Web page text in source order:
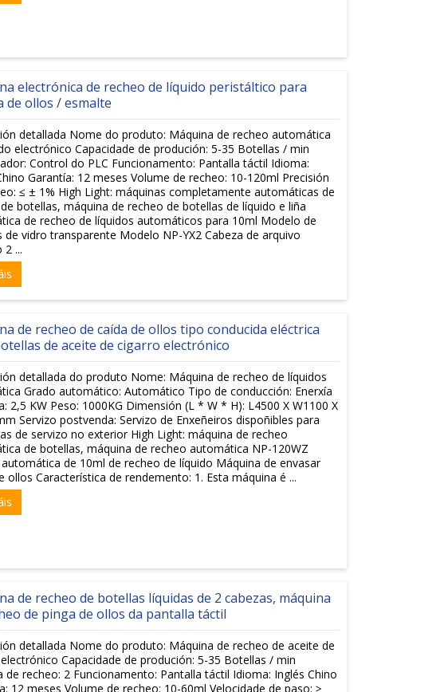
electrónica de recheo de líquido peristáltico para
de ollos / esmalte
detallada Nome do produto: Máquina de recheo automática
electrónico Capacidade de produción: 5-35 Botellas / min
Control do PLC Funcionamento: Pantalla táctil Idioma:
Garantía: 12 meses Volume de recheo: 10-120ml Precisión
≤ ± 1% High Light: máquinas completamente automáticas de
botellas, máquina de recheo de botellas de líquido e liña
de recheo de líquidos automáticos para 10ml Modelo de
de vidro transparente Modelo NP-YX2 Cabeza de arquivo
2 ...
de recheo de caída de ollos tipo conducida eléctrica
de aceite de cigarro electrónico
detallada do produto Nome: Máquina de recheo de líquidos
Grado automático: Automático Tipo de conducción: Enerxía
2,5 KW Peso: 1000KG Dimensión (L * W * H): L4500 X W1100 X
Servizo postvenda: Servizo de Enxeñeiros dispoñibles para
de servizo no exterior High Light: máquina de recheo
de botellas, máquina de recheo automática NP-120WZ
de 10ml de recheo de líquido Máquina de envasar
ollos Característica de rendemento: 1. Esta máquina é ...
de recheo de botellas líquidas de 2 cabezas, máquina
de pinga de ollos da pantalla táctil
detallada Nome do produto: Máquina de recheo de aceite de
Capacidade de produción: 5-35 Botellas / min
de recheo: 2 Funcionamento: Pantalla táctil Idioma: Inglés Chino
12 meses Volume de recheo: 10-60ml Velocidade de paso: ≥